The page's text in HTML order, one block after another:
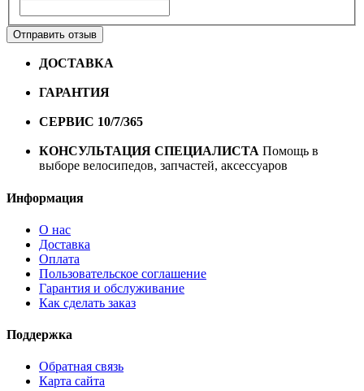
Отправить отзыв
ДОСТАВКА
ГАРАНТИЯ
СЕРВИС 10/7/365
КОНСУЛЬТАЦИЯ СПЕЦИАЛИСТА Помощь в
выборе велосипедов, запчастей, аксессуаров
Информация
О нас
Доставка
Оплата
Пользовательское соглашение
Гарантия и обслуживание
Как сделать заказ
Поддержка
Обратная связь
Карта сайта